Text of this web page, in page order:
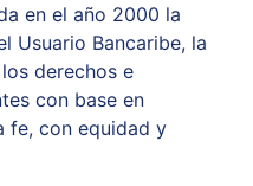
en el año 2000 la
Usuario Bancaribe, la
derechos e
con base en
fe, con equidad y